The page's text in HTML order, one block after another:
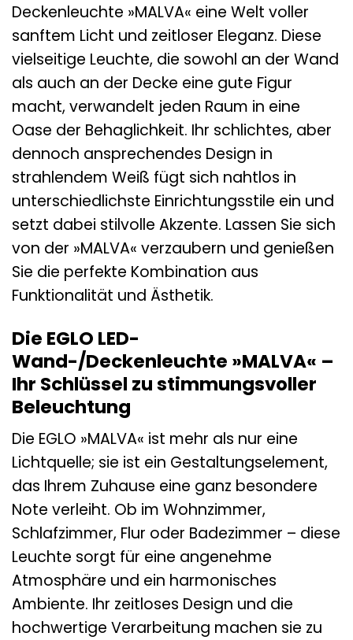
Deckenleuchte »MALVA« eine Welt voller
sanftem Licht und zeitloser Eleganz. Diese
vielseitige Leuchte, die sowohl an der Wand
als auch an der Decke eine gute Figur
macht, verwandelt jeden Raum in eine
Oase der Behaglichkeit. Ihr schlichtes, aber
dennoch ansprechendes Design in
strahlendem Weiß fügt sich nahtlos in
unterschiedlichste Einrichtungsstile ein und
setzt dabei stilvolle Akzente. Lassen Sie sich
von der »MALVA« verzaubern und genießen
Sie die perfekte Kombination aus
Funktionalität und Ästhetik.
Die EGLO LED-
Wand-/Deckenleuchte »MALVA« –
Ihr Schlüssel zu stimmungsvoller
Beleuchtung
Die EGLO »MALVA« ist mehr als nur eine
Lichtquelle; sie ist ein Gestaltungselement,
das Ihrem Zuhause eine ganz besondere
Note verleiht. Ob im Wohnzimmer,
Schlafzimmer, Flur oder Badezimmer – diese
Leuchte sorgt für eine angenehme
Atmosphäre und ein harmonisches
Ambiente. Ihr zeitloses Design und die
hochwertige Verarbeitung machen sie zu